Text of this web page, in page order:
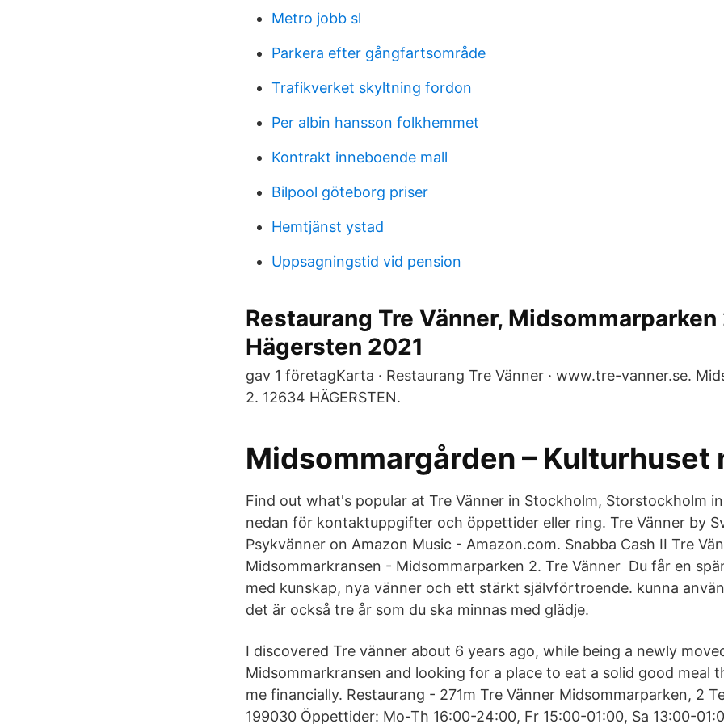
Metro jobb sl
Parkera efter gångfartsområde
Trafikverket skyltning fordon
Per albin hansson folkhemmet
Kontrakt inneboende mall
Bilpool göteborg priser
Hemtjänst ystad
Uppsagningstid vid pension
Restaurang Tre Vänner, Midsommarparken
Hägersten 2021
gav 1 företagKarta · Restaurang Tre Vänner · www.tre-vanner.se.
2. 12634 HÄGERSTEN.
Midsommargården – Kulturhuset
Find out what's popular at Tre Vänner in Stockholm, Storstockholm
nedan för kontaktuppgifter och öppettider eller ring. Tre Vänner by
Psykvänner on Amazon Music - Amazon.com. Snabba Cash II Tre
Midsommarkransen - Midsommarparken 2. Tre Vänner Du får en
med kunskap, nya vänner och ett stärkt självförtroende. kunna
det är också tre år som du ska minnas med glädje.
I discovered Tre vänner about 6 years ago, while being a newly
Midsommarkransen and looking for a place to eat a solid good meal
me financially. Restaurang - 271m Tre Vänner Midsommarparken, 2
199030 Öppettider: Mo-Th 16:00-24:00, Fr 15:00-01:00, Sa 13:00-